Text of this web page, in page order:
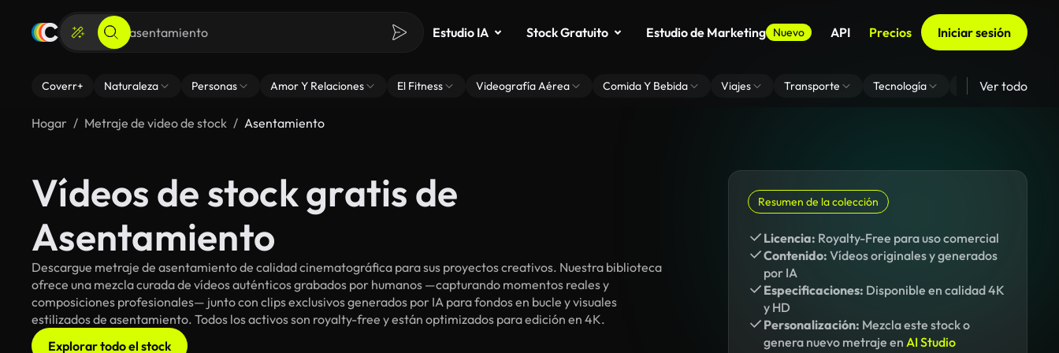
Estudio IA Stock Gratuito Estudio de Marketing Nuevo API Precios Iniciar sesión
Coverr+ Naturaleza Personas Amor Y Relaciones El Fitness Videografía Aérea Comida Y Bebida Viajes Transporte Tecnología Zoom De Fondo
Ver todo
Hogar Metraje de video de stock Asentamiento
Vídeos de stock gratis de
Asentamiento
Descargue metraje de asentamiento de calidad cinematográfica para sus proyectos creativos. Nuestra biblioteca
ofrece una mezcla curada de vídeos auténticos grabados por humanos —capturando momentos reales y
composiciones profesionales— junto con clips exclusivos generados por IA para fondos en bucle y visuales
estilizados de asentamiento. Todos los activos son royalty-free y están optimizados para edición en 4K.
Explorar todo el stock
Resumen de la colección
Licencia: Royalty-Free para uso comercial
Contenido: Vídeos originales y generados
por IA
Especificaciones: Disponible en calidad 4K
y HD
Personalización: Mezcla este stock o
genera nuevo metraje en AI Studio